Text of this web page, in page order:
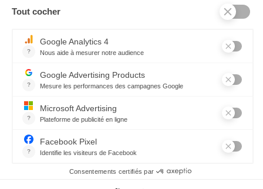
Tovaglia Darjeeling
242,00 €